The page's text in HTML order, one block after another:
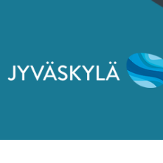
Siirry
Siirry